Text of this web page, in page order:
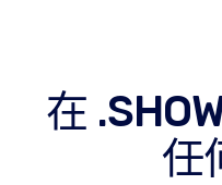
在
任